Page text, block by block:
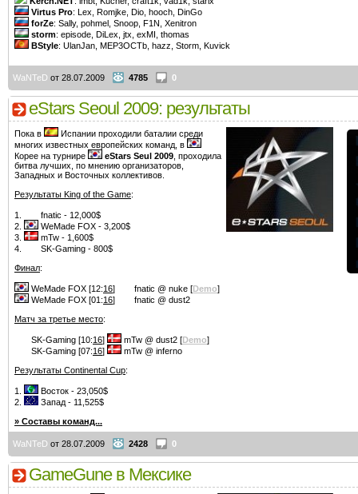
Virtus Pro: Lex, Romjke, Dio, hooch, DinGo
forZe: Sally, pohmel, Snoop, F1N, Xenitron
storm: episode, DiLex, jtx, exMI, thomas
BStyle: UlanJan, MEP3OCTb, hazz, Storm, Kuvick
WaNTeD от 28.07.2009 4785 0
eStars Seoul 2009: результаты
Пока в
Испании проходили баталии среди
многих известных европейских команд, в
Корее на турнире
eStars Seul 2009 , проходила
битва лучших, по мнению организаторов,
Западных и Восточных коллективов.
Результаты King of the Game:
1.
fnatic - 12,000$
2.
WeMade FOX - 3,200$
3.
mTw - 1,600$
4.
SK-Gaming - 800$
Финал:
WeMade FOX [12:16] fnatic @ nuke [Demo]
WeMade FOX [01:16]
fnatic @ dust2
Матч за третье место:
SK-Gaming [10:16] mTw @ dust2 [Demo]
SK-Gaming [07:16]
mTw @ inferno
Результаты Continental Cup:
1.
Восток - 23,050$
2.
Запад - 11,525$
» Составы команд...
WaNTeD от 28.07.2009 2428 0
GameGune в Мексике